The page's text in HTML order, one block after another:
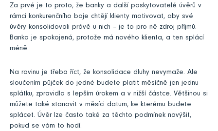
Za prvé je to proto, že banky a další poskytovatelé úvěrů v
rámci konkurenčního boje chtějí klienty motivovat, aby své
úvěry konsolidovali právě u nich – je to pro ně zdroj příjmů.
Banka je spokojená, protože má nového klienta, a ten splácí
méně.
Na rovinu je třeba říct, že konsolidace dluhy nevymaže. Ale
sloučením půjček do jedné budete platit měsíčně jen jednu
splátku, zpravidla s lepším úrokem a v nižší částce. Většinou si
můžete také stanovit v měsíci datum, ke kterému budete
splácet. Úvěr lze často také za těchto podmínek navýšit,
pokud se vám to hodí.